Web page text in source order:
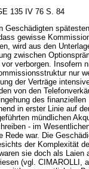
135 IV 76 S. 84
Geschädigten
gewisse
wird aus den
zwischen
verborgen. Insofern
nur
der Verträge
von den
des
in erster Linie auf
mündlichen
- im
Rede war. Die
der Komplexität
sie doch als Laien
(vgl. CIMAROLLI,